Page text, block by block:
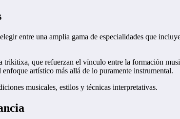
entre una amplia gama de especialidades que
que refuerzan el vínculo entre la formación
artístico más allá de lo puramente instrumental.
musicales, estilos y técnicas interpretativas.